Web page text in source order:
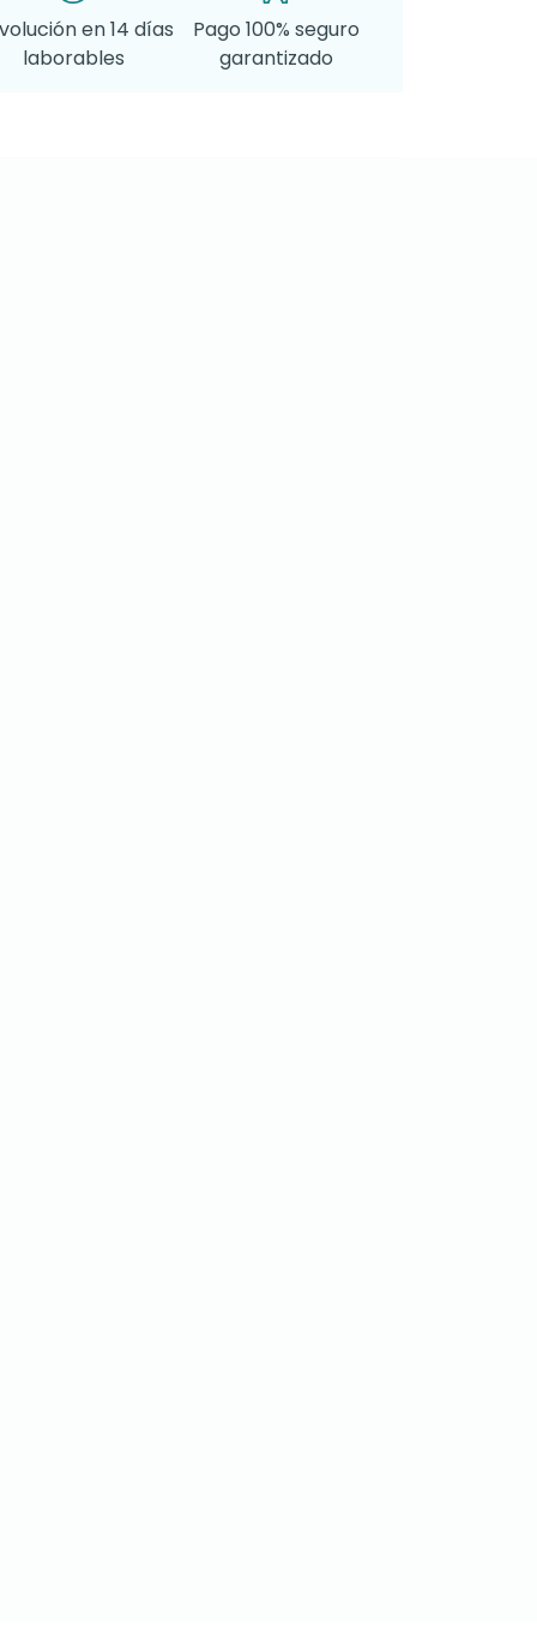
en 14 días
laborables
Pago 100% seguro
garantizado